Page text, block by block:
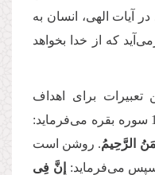
آیات الهی، انسان به
که از خدا بخواهد
تعبیرات برای اهداف
الرَّحِیمُ. روشن است
سپس می‌فرماید: إِنَّ فِی